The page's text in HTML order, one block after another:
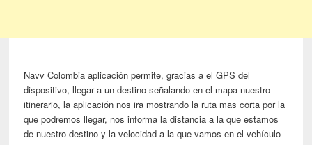
Navv Colombia aplicación permite, gracias a el GPS del
dispositivo, llegar a un destino señalando en el mapa nuestro
itinerario, la aplicación nos ira mostrando la ruta mas corta por la
que podremos llegar, nos informa la distancia a la que estamos
de nuestro destino y la velocidad a la que vamos en el vehículo